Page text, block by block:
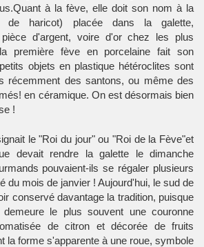
à la fève, elle doit son nom à la
de haricot) placée dans la galette,
d'argent, voire d'or chez les plus
première fève en porcelaine fait son
objets en plastique hétéroclites sont
récemment des santons, ou même des
en céramique. On est désormais bien
!
le "Roi du jour" ou "Roi de la Fève"et
devait rendre la galette le dimanche
pouvaient-ils se régaler plusieurs
du mois de janvier ! Aujourd'hui, le sud de
conservé davantage la tradition, puisque
le plus souvent une couronne
de citron et décorée de fruits
la forme s'apparente à une roue, symbole